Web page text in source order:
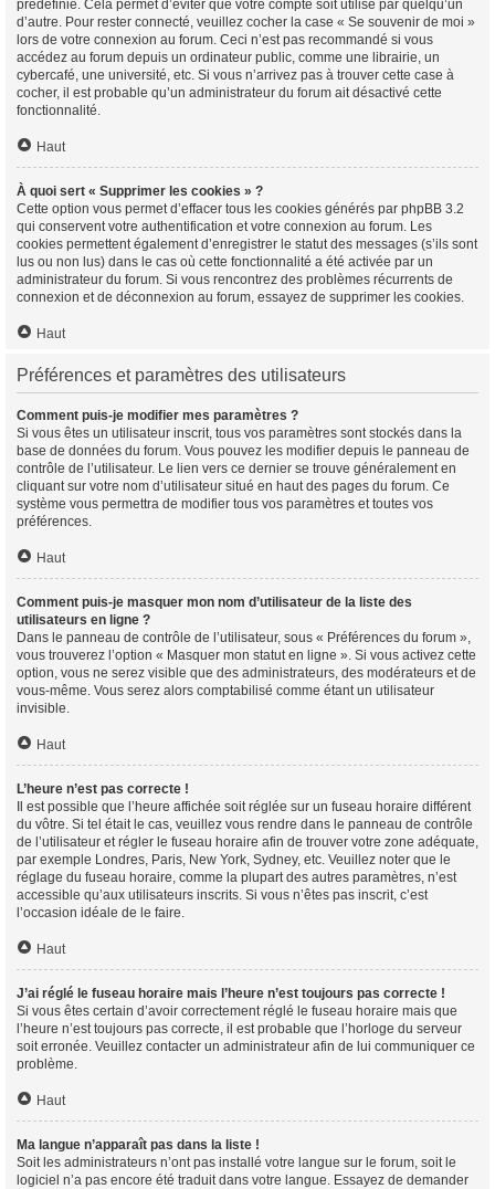
prédéfinie. Cela permet d’éviter que votre compte soit utilisé par quelqu’un
d’autre. Pour rester connecté, veuillez cocher la case « Se souvenir de moi »
lors de votre connexion au forum. Ceci n’est pas recommandé si vous
accédez au forum depuis un ordinateur public, comme une librairie, un
cybercafé, une université, etc. Si vous n’arrivez pas à trouver cette case à
cocher, il est probable qu’un administrateur du forum ait désactivé cette
fonctionnalité.
Haut
À quoi sert « Supprimer les cookies » ?
Cette option vous permet d’effacer tous les cookies générés par phpBB 3.2
qui conservent votre authentification et votre connexion au forum. Les
cookies permettent également d’enregistrer le statut des messages (s’ils sont
lus ou non lus) dans le cas où cette fonctionnalité a été activée par un
administrateur du forum. Si vous rencontrez des problèmes récurrents de
connexion et de déconnexion au forum, essayez de supprimer les cookies.
Haut
Préférences et paramètres des utilisateurs
Comment puis-je modifier mes paramètres ?
Si vous êtes un utilisateur inscrit, tous vos paramètres sont stockés dans la
base de données du forum. Vous pouvez les modifier depuis le panneau de
contrôle de l’utilisateur. Le lien vers ce dernier se trouve généralement en
cliquant sur votre nom d’utilisateur situé en haut des pages du forum. Ce
système vous permettra de modifier tous vos paramètres et toutes vos
préférences.
Haut
Comment puis-je masquer mon nom d’utilisateur de la liste des
utilisateurs en ligne ?
Dans le panneau de contrôle de l’utilisateur, sous « Préférences du forum »,
vous trouverez l’option « Masquer mon statut en ligne ». Si vous activez cette
option, vous ne serez visible que des administrateurs, des modérateurs et de
vous-même. Vous serez alors comptabilisé comme étant un utilisateur
invisible.
Haut
L’heure n’est pas correcte !
Il est possible que l’heure affichée soit réglée sur un fuseau horaire différent
du vôtre. Si tel était le cas, veuillez vous rendre dans le panneau de contrôle
de l’utilisateur et régler le fuseau horaire afin de trouver votre zone adéquate,
par exemple Londres, Paris, New York, Sydney, etc. Veuillez noter que le
réglage du fuseau horaire, comme la plupart des autres paramètres, n’est
accessible qu’aux utilisateurs inscrits. Si vous n’êtes pas inscrit, c’est
l’occasion idéale de le faire.
Haut
J’ai réglé le fuseau horaire mais l’heure n’est toujours pas correcte !
Si vous êtes certain d’avoir correctement réglé le fuseau horaire mais que
l’heure n’est toujours pas correcte, il est probable que l’horloge du serveur
soit erronée. Veuillez contacter un administrateur afin de lui communiquer ce
problème.
Haut
Ma langue n’apparaît pas dans la liste !
Soit les administrateurs n’ont pas installé votre langue sur le forum, soit le
logiciel n’a pas encore été traduit dans votre langue. Essayez de demander